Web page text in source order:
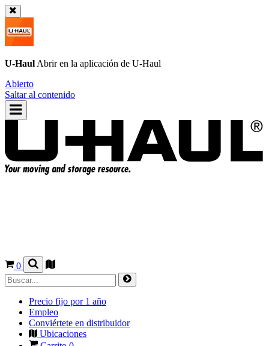
U-Haul Abrir en la aplicación de U-Haul
Abierto
Saltar al contenido
0
Precio fijo por 1 año
Empleo
Conviértete en distribuidor
Ubicaciones